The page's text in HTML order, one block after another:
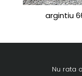
argintiu
Nu rata